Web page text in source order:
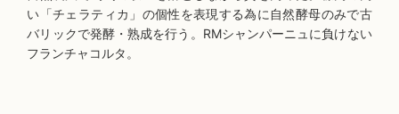
い「チェラティカ」の個性を表現する為に自然酵母のみで古
バリックで発酵・熟成を行う。RMシャンパーニュに負けない
フランチャコルタ。